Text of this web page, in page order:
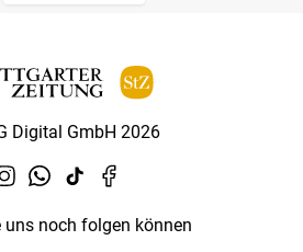
Digital GmbH 2026
uns noch folgen können